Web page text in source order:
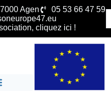
Agen
05 53 66 47 59
cliquez ici !